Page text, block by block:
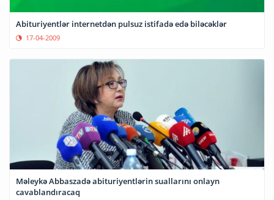
Abituriyentlər internetdən pulsuz istifadə edə biləcəklər
17-04-2009
Məleykə Abbaszadə abituriyentlərin suallarını onlayn
cavablandıracaq